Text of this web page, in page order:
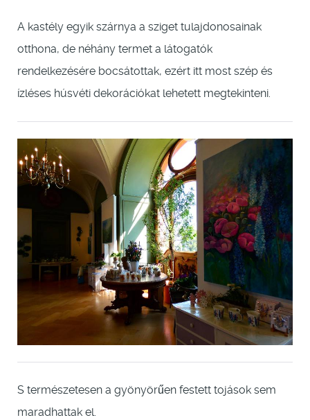
A kastély egyik szárnya a sziget tulajdonosainak
otthona, de néhány termet a látogatók
rendelkezésére bocsátottak, ezért itt most szép és
ízléses húsvéti dekorációkat lehetett megtekinteni.
S természetesen a gyönyörűen festett tojások sem
maradhattak el.